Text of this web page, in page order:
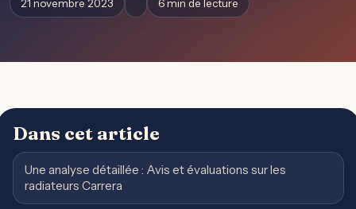
21 novembre 2023 6 min de lecture
Dans cet article
Une analyse détaillée : Avis et évaluations sur les
radiateurs Carrera